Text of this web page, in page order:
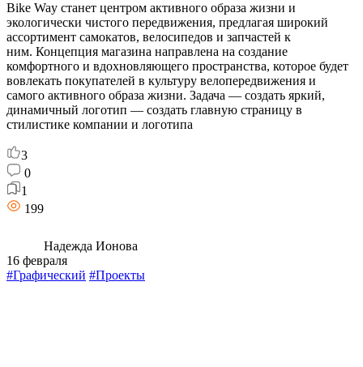
Bike Way станет центром активного образа жизни и
экологически чистого передвижения, предлагая широкий
ассортимент самокатов, велосипедов и запчастей к
ним. Концепция магазина направлена на создание
комфортного и вдохновляющего пространства, которое будет
вовлекать покупателей в культуру велопередвижения и
самого активного образа жизни. Задача — создать яркий,
динамичный логотип — создать главную страницу в
стилистике компании и логотипа
3
0
1
199
Надежда Ионова
16 февраля
#Графический #Проекты